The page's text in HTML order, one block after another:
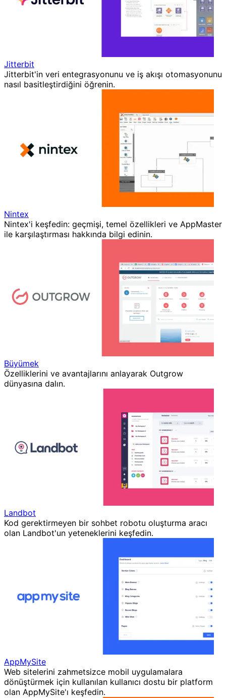
Jitterbit
Jitterbit'in veri entegrasyonunu ve iş akışı otomasyonunu
nasıl basitleştirdiğini öğrenin.
Nintex
Nintex'i keşfedin: geçmişi, temel özellikleri ve AppMaster
ile karşılaştırması hakkında bilgi edinin.
Büyümek
Özelliklerini ve avantajlarını anlayarak Outgrow
dünyasına dalın.
Landbot
Kod gerektirmeyen bir sohbet robotu oluşturma aracı
olan Landbot'un yeteneklerini keşfedin.
AppMySite
Web sitelerini zahmetsizce mobil uygulamalara
dönüştürmek için kullanılan kullanıcı dostu bir platform
olan AppMySite'ı keşfedin.